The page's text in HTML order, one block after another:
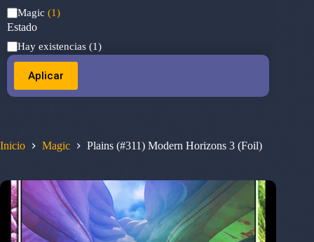
Inicio Magic Plains (#311) Modern Horizons 3 (Foil)
Categoría
Magic (1)
Estado
Estado
Hay existencias (1)
Aplicar